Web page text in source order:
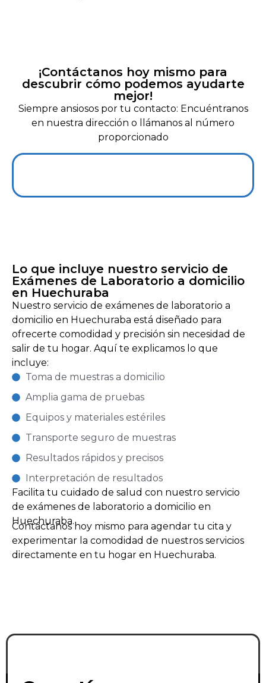
¡Contáctanos hoy mismo para
descubrir cómo podemos ayudarte
mejor!
Siempre ansiosos por tu contacto: Encuéntranos
en nuestra dirección o llámanos al número
proporcionado
Lo que incluye nuestro servicio de
Exámenes de Laboratorio a domicilio
en Huechuraba
Nuestro servicio de exámenes de laboratorio a
domicilio en Huechuraba está diseñado para
ofrecerte comodidad y precisión sin necesidad de
salir de tu hogar. Aquí te explicamos lo que
incluye:
Toma de muestras a domicilio
Amplia gama de pruebas
Equipos y materiales estériles
Transporte seguro de muestras
Resultados rápidos y precisos
Interpretación de resultados
Facilita tu cuidado de salud con nuestro servicio
de exámenes de laboratorio a domicilio en
Huechuraba.
Contáctanos hoy mismo para agendar tu cita y
experimentar la comodidad de nuestros servicios
directamente en tu hogar en Huechuraba.